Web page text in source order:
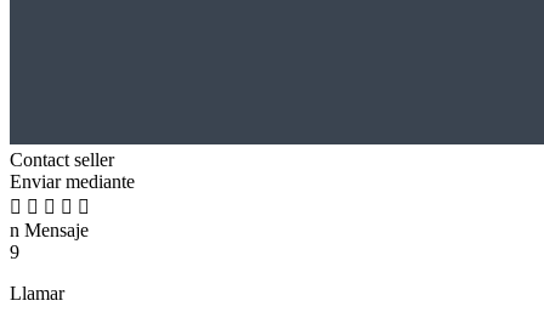
Contact seller
Enviar mediante
    
n Mensaje
9
Llamar